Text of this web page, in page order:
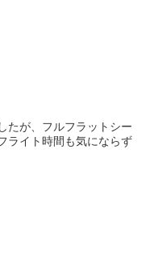
たが、フルフラットシー
ライト時間も気にならず